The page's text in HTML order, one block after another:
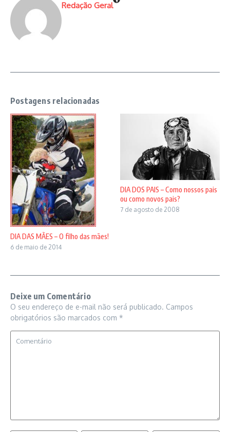
Redação Geral
Postagens relacionadas
DIA DAS MÃES – O filho das mães!
6 de maio de 2014
DIA DOS PAIS – Como nossos pais
ou como novos pais?
7 de agosto de 2008
Deixe um Comentário
O seu endereço de e-mail não será publicado. Campos
obrigatórios são marcados com *